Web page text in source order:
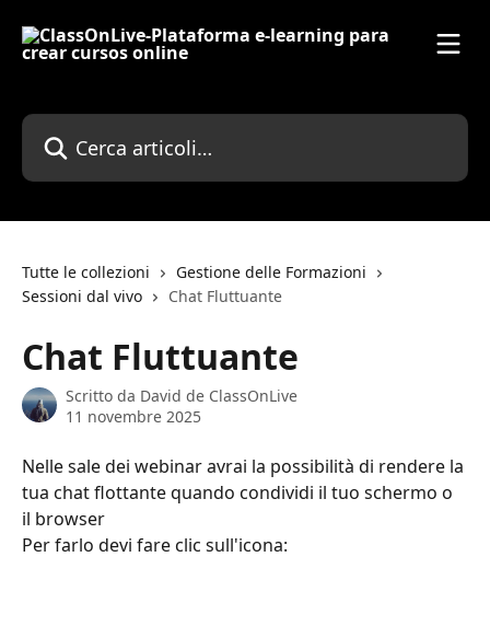
Cerca articoli…
Tutte le collezioni
Gestione delle Formazioni
Sessioni dal vivo
Chat Fluttuante
Chat Fluttuante
Scritto da David de ClassOnLive
11 novembre 2025
Nelle sale dei webinar avrai la possibilità di rendere la
tua chat flottante quando condividi il tuo schermo o
il browser
Per farlo devi fare clic sull'icona: